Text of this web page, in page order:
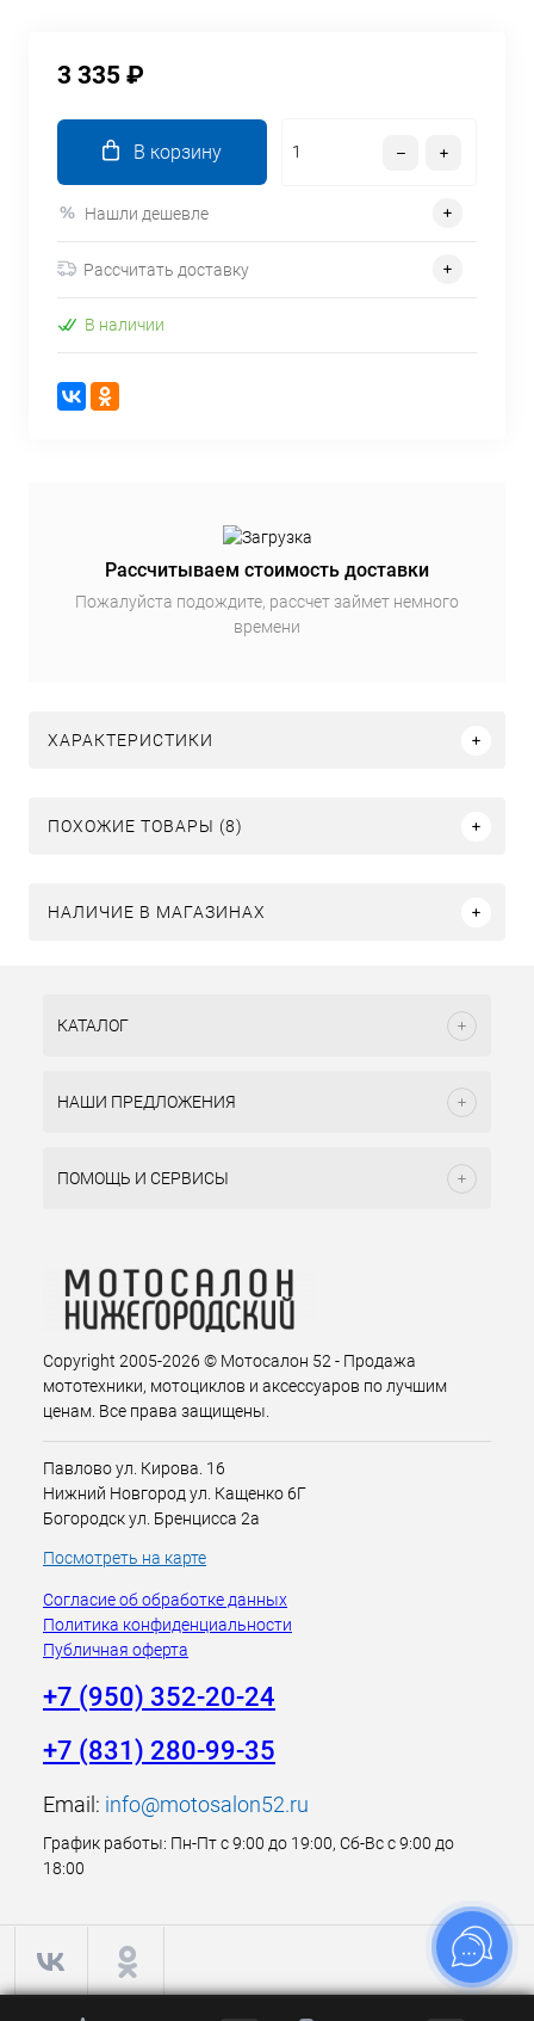
3 335 ₽
В корзину
Нашли дешевле
Рассчитать доставку
В наличии
Рассчитываем стоимость доставки
Пожалуйста подождите, рассчет займет немного
времени
ХАРАКТЕРИСТИКИ
ПОХОЖИЕ ТОВАРЫ (8)
НАЛИЧИЕ В МАГАЗИНАХ
КАТАЛОГ
НАШИ ПРЕДЛОЖЕНИЯ
ПОМОЩЬ И СЕРВИСЫ
Copyright 2005-2026 © Мотосалон 52 - Продажа
мототехники, мотоциклов и аксессуаров по лучшим
ценам. Все права защищены.
Павлово ул. Кирова. 16
Нижний Новгород ул. Кащенко 6Г
Богородск ул. Бренцисса 2а
Посмотреть на карте
Согласие об обработке данных
Политика конфиденциальности
Публичная оферта
+7 (950) 352-20-24
+7 (831) 280-99-35
Email: info@motosalon52.ru
График работы: Пн-Пт с 9:00 до 19:00, Сб-Вс с 9:00 до
18:00